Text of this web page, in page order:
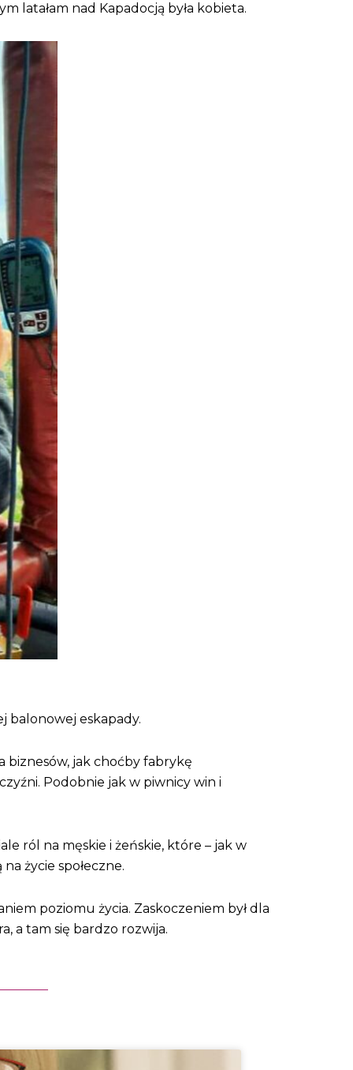
latałam nad Kapadocją była kobieta.
balonowej eskapady.
biznesów, jak choćby fabrykę
Podobnie jak w piwnicy win i
ról na męskie i żeńskie, które – jak w
życie społeczne.
poziomu życia. Zaskoczeniem był dla
a tam się bardzo rozwija.